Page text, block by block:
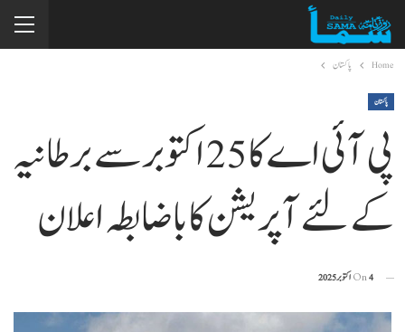
Home پاکستان
پاکستان
پی آئی اے کا 25 اکتوبر سے برطانیہ
کے لئے آپریشن کا باضابطہ اعلان
On4 اکتوبر 2025